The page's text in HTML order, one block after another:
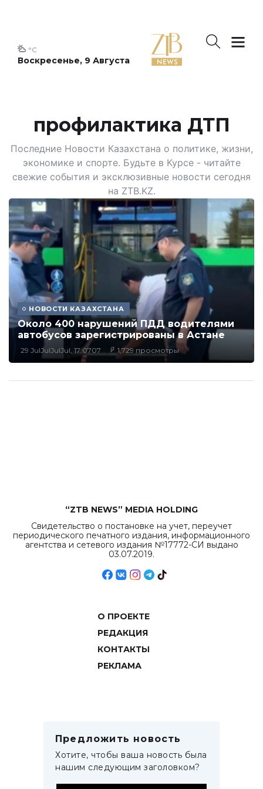
Воскресенье, 9 Августа
°C
профилактика ДТП
Последние Новости Казахстана о политике, жизни,
экономике и спорте. Будьте в Курсе - читайте
свежие события и эксклюзивные новости сегодня
на ZTB.KZ.
НОВОСТИ КАЗАХСТАНА
Около 400 нарушений ПДД водителями
автобусов зарегистрированы в Астане
29 JulJulJulJul, 17:0707 1,729 просмотры
“ZTB NEWS” MEDIA HOLDING
Свидетельство о постановке на учет, переучет
периодического печатного издания, информационного
агентства и сетевого издания №17772-СИ выдано
03.07.2019.
О ПРОЕКТЕ
РЕДАКЦИЯ
КОНТАКТЫ
РЕКЛАМА
Предложить новость
Хотите, чтобы ваша новость была
нашим следующим заголовком?